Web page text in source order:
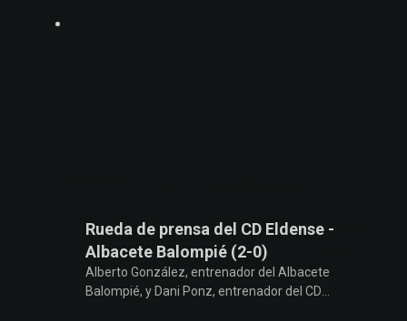
Rueda de prensa del CD Eldense -
Albacete Balompié (2-0)
Alberto González, entrenador del Albacete
Balompié, y Dani Ponz, entrenador del CD